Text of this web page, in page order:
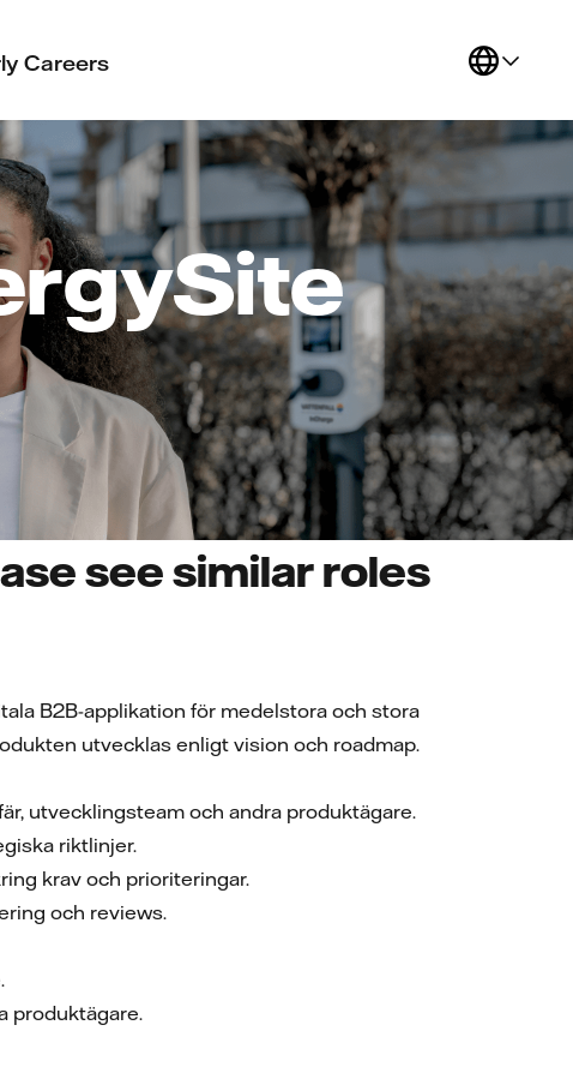
Careers
see similar roles
B2B-applikation för medelstora och stora
utvecklas enligt vision och roadmap.
utvecklingsteam och andra produktägare.
riktlinjer.
krav och prioriteringar.
och reviews.
produktägare.